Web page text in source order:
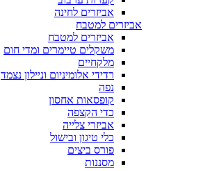
אביזרים לחינה
אביזרים למטבח
אביזרים למטבח
משקלים טיימרים ומדי חום
מלקחיים
רדידי אלומיניום וניילון נצמד
נפה
קופסאות אחסון
כדי הקצפה
אביזרי צלייה
כלי טיגון ובישול
פורס ביצים
מסננות